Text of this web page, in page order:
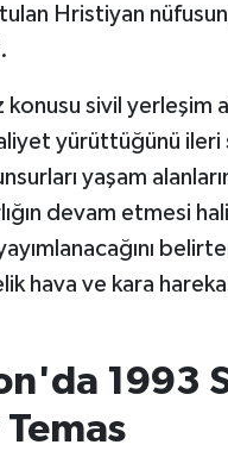
Hristiyan
sivil yerleşim
yürüttüğünü
yaşam
devam etmesi
hava ve kara
1993